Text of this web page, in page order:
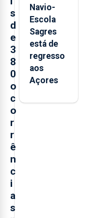
s
d
e
3
8
0
o
c
o
r
r
ê
n
c
i
a
s
Navio-
Escola
Sagres
está de
regresso
aos
Açores